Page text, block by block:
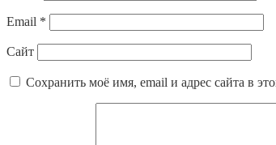
Email *
Сайт
Сохранить моё имя, email и адрес сайта в